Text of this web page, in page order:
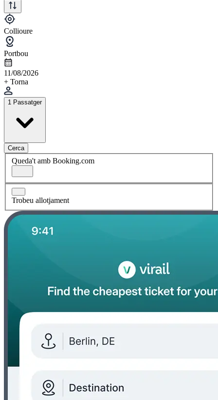
Collioure
Portbou
11/08/2026
+ Torna
1 Passatger
Cerca
Queda't amb Booking.com
Trobeu allotjament